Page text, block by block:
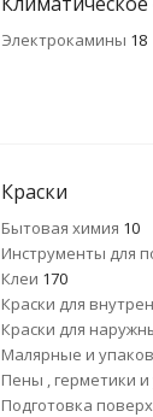
Электрокамины 18
Краски
Бытовая химия 10
Инструменты для
Клеи 170
Краски для
Краски для
Малярные и
Пены , герметики
Подготовка